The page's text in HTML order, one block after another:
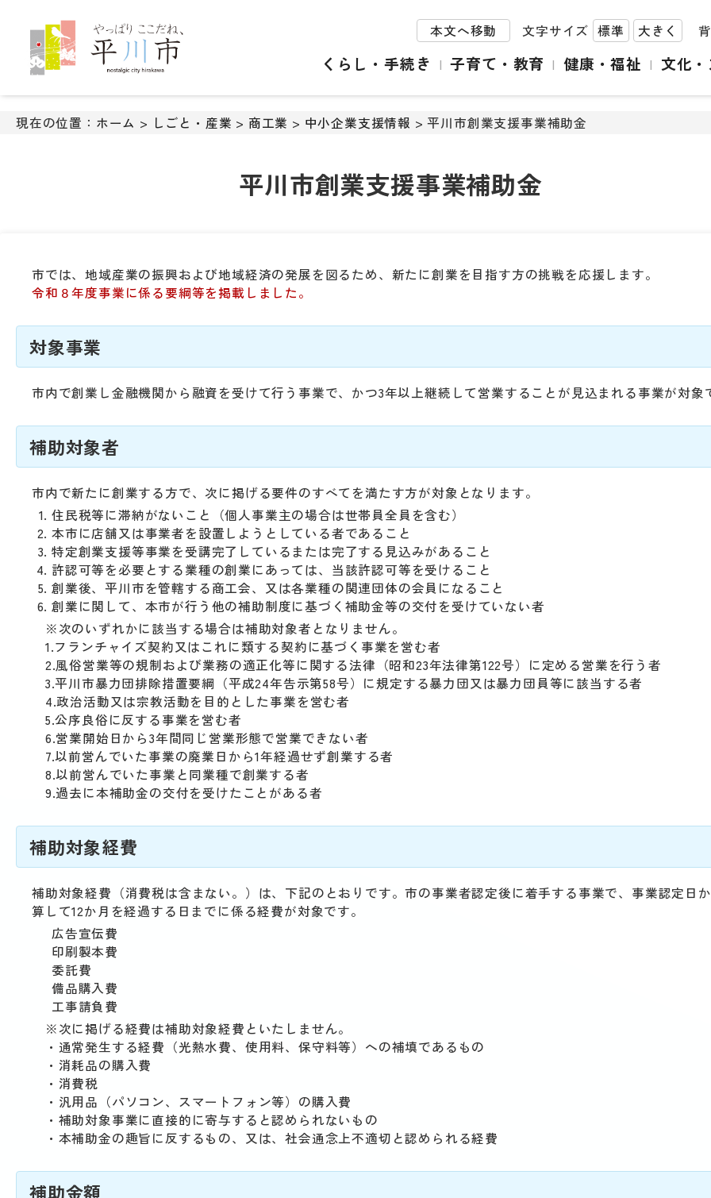
ョ
本文へ移動 文字サイズ 標準 大きく
くらし・手続き 子育て・教育 健康・福祉 文化
現在の位置： ホーム > しごと・産業 > 商工業 > 中小企業支援情報 > 平川市創業支援事業補助金
平川市創業支援事業補助金
市では、地域産業の振興および地域経済の発展を図るため、新たに創業を目指す方の挑戦を応援します。
令和８年度事業に係る要綱等を掲載しました。
対象事業
市内で創業し金融機関から融資を受けて行う事業で、かつ3年以上継続して営業することが見込まれる事業が対象
補助対象者
市内で新たに創業する方で、次に掲げる要件のすべてを満たす方が対象となります。
住民税等に滞納がないこと（個人事業主の場合は世帯員全員を含む）
本市に店舗又は事業者を設置しようとしている者であること
特定創業支援等事業を受講完了しているまたは完了する見込みがあること
許認可等を必要とする業種の創業にあっては、当該許認可等を受けること
創業後、平川市を管轄する商工会、又は各業種の関連団体の会員になること
創業に関して、本市が行う他の補助制度に基づく補助金等の交付を受けていない者
※次のいずれかに該当する場合は補助対象者となりません。
1.フランチャイズ契約又はこれに類する契約に基づく事業を営む者
2.風俗営業等の規制および業務の適正化等に関する法律（昭和23年法律第122号）に定める営業を行う者
3.平川市暴力団排除措置要綱（平成24年告示第58号）に規定する暴力団又は暴力団員等に該当する者
4.政治活動又は宗教活動を目的とした事業を営む者
5.公序良俗に反する事業を営む者
6.営業開始日から3年間同じ営業形態で営業できない者
7.以前営んでいた事業の廃業日から1年経過せず創業する者
8.以前営んでいた事業と同業種で創業する者
9.過去に本補助金の交付を受けたことがある者
補助対象経費
補助対象経費（消費税は含まない。）は、下記のとおりです。市の事業者認定後に着手する事業で、事業認定日
算して12か月を経過する日までに係る経費が対象です。
広告宣伝費
印刷製本費
委託費
備品購入費
工事請負費
※次に掲げる経費は補助対象経費といたしません。
・通常発生する経費（光熱水費、使用料、保守料等）への補填であるもの
・消耗品の購入費
・消費税
・汎用品（パソコン、スマートフォン等）の購入費
・補助対象事業に直接的に寄与すると認められないもの
・本補助金の趣旨に反するもの、又は、社会通念上不適切と認められる経費
補助金額